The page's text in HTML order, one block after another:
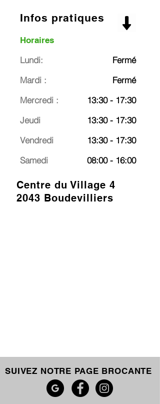
Infos pratiques
Horaires
Lundi:
Mardi :
Mercredi :
Jeudi
Vendredi
Samedi
Fermé
Fermé
13:30 - 17:30
13:30 - 17:30
13:30 - 17:30
08:00 - 16:00
Centre du Village 4
2043 Boudevilliers
SUIVEZ NOTRE PAGE BROCANTE